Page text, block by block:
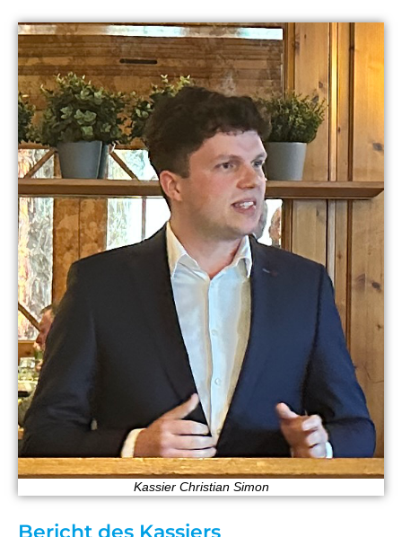
Kassier Christian Simon
Bericht des Kassiers